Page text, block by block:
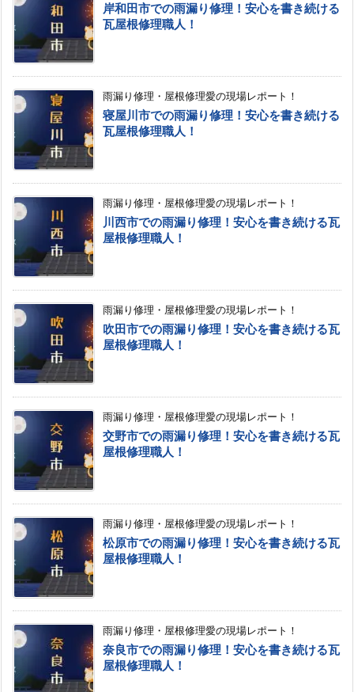
岸和田市での雨漏り修理！安心を書き続ける
瓦屋根修理職人！
雨漏り修理・屋根修理愛の現場レポート！
寝屋川市での雨漏り修理！安心を書き続ける
瓦屋根修理職人！
雨漏り修理・屋根修理愛の現場レポート！
川西市での雨漏り修理！安心を書き続ける瓦
屋根修理職人！
雨漏り修理・屋根修理愛の現場レポート！
吹田市での雨漏り修理！安心を書き続ける瓦
屋根修理職人！
雨漏り修理・屋根修理愛の現場レポート！
交野市での雨漏り修理！安心を書き続ける瓦
屋根修理職人！
雨漏り修理・屋根修理愛の現場レポート！
松原市での雨漏り修理！安心を書き続ける瓦
屋根修理職人！
雨漏り修理・屋根修理愛の現場レポート！
奈良市での雨漏り修理！安心を書き続ける瓦
屋根修理職人！